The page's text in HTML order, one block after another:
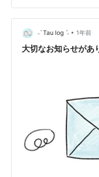
˗ˋ Tau log ˊ˗ • 1年前
大切なお知らせがあ